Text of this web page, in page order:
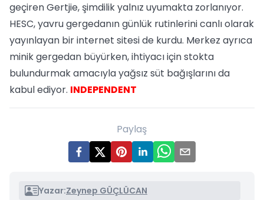
geçiren Gertjie, şimdilik yalnız uyumakta zorlanıyor.
HESC, yavru gergedanın günlük rutinlerini canlı olarak
yayınlayan bir internet sitesi de kurdu. Merkez ayrıca
minik gergedan büyürken, ihtiyacı için stokta
bulundurmak amacıyla yağsız süt bağışlarını da
kabul ediyor. INDEPENDENT
Paylaş
Yazar:Zeynep GÜÇLÜCAN